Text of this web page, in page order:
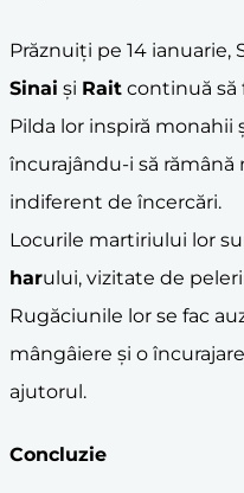
Prăznuiți pe 14
Sinai și Rait continuă să
Pilda lor inspiră monahii
încurajându-i să
indiferent de încercări.
Locurile martiriului lor
harului, vizitate de
Rugăciunile lor se fac
mângâiere și o
ajutorul.
Concluzie